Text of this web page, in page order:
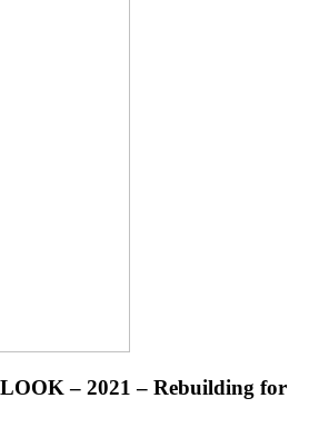
– 2021 – Rebuilding for